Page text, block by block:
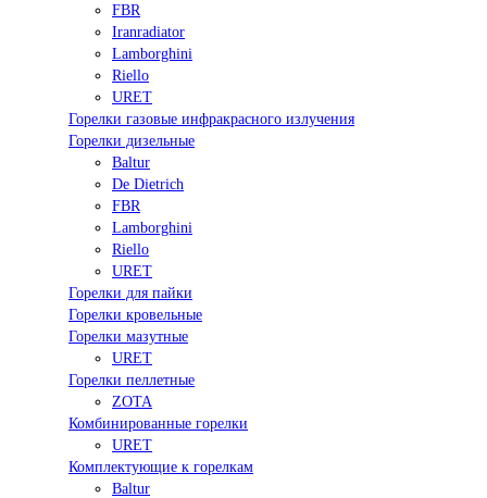
FBR
Iranradiator
Lamborghini
Riello
URET
Горелки газовые инфракрасного излучения
Горелки дизельные
Baltur
De Dietrich
FBR
Lamborghini
Riello
URET
Горелки для пайки
Горелки кровельные
Горелки мазутные
URET
Горелки пеллетные
ZOTA
Комбинированные горелки
URET
Комплектующие к горелкам
Baltur